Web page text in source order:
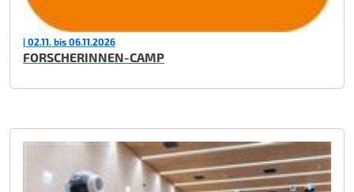
| 02.11. bis 06.11.2026
FORSCHERINNEN-CAMP